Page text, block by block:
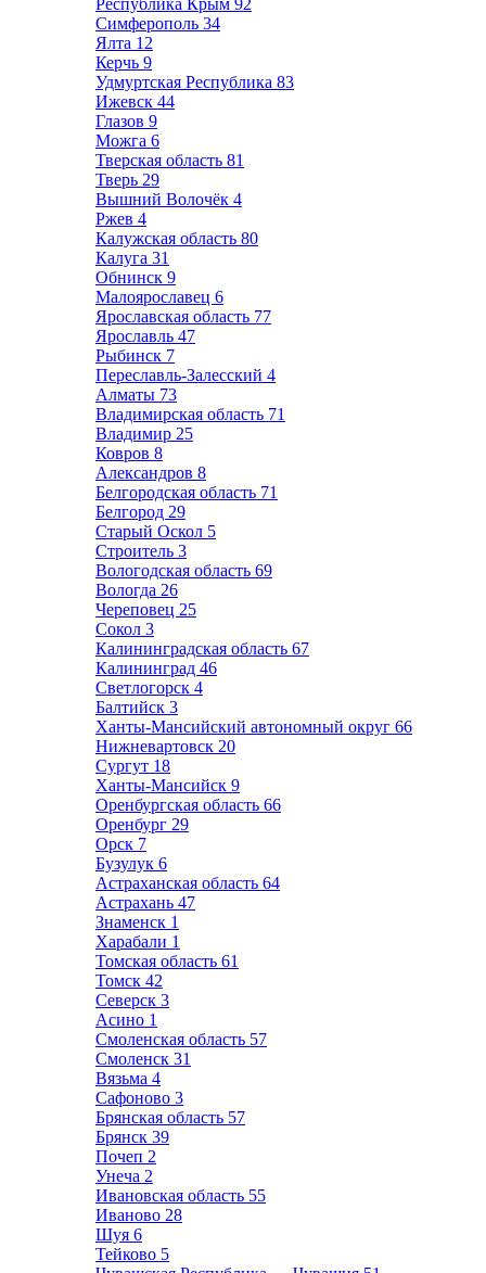
Республика Крым 92
Симферополь 34
Ялта 12
Керчь 9
Удмуртская Республика 83
Ижевск 44
Глазов 9
Можга 6
Тверская область 81
Тверь 29
Вышний Волочёк 4
Ржев 4
Калужская область 80
Калуга 31
Обнинск 9
Малоярославец 6
Ярославская область 77
Ярославль 47
Рыбинск 7
Переславль-Залесский 4
Алматы 73
Владимирская область 71
Владимир 25
Ковров 8
Александров 8
Белгородская область 71
Белгород 29
Старый Оскол 5
Строитель 3
Вологодская область 69
Вологда 26
Череповец 25
Сокол 3
Калининградская область 67
Калининград 46
Светлогорск 4
Балтийск 3
Ханты-Мансийский автономный округ 66
Нижневартовск 20
Сургут 18
Ханты-Мансийск 9
Оренбургская область 66
Оренбург 29
Орск 7
Бузулук 6
Астраханская область 64
Астрахань 47
Знаменск 1
Харабали 1
Томская область 61
Томск 42
Северск 3
Асино 1
Смоленская область 57
Смоленск 31
Вязьма 4
Сафоново 3
Брянская область 57
Брянск 39
Почеп 2
Унеча 2
Ивановская область 55
Иваново 28
Шуя 6
Тейково 5